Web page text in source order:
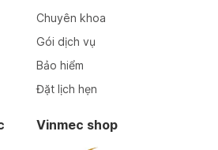
Chuyên khoa
Gói dịch vụ
Bảo hiểm
Đặt lịch hẹn
Vinmec shop